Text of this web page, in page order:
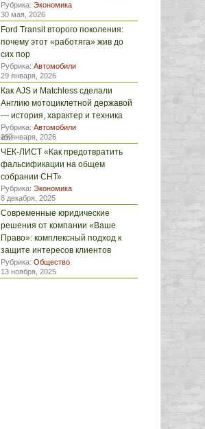
Рубрика: Экономика
30 мая, 2026
Ford Transit второго поколения:
почему этот «работяга» жив до
сих пор
Рубрика: Автомобили
29 января, 2026
Как AJS и Matchless сделали
Англию мотоциклетной державой
— история, характер и техника
Рубрика: Автомобили
29 января, 2026
ЧЕК-ЛИСТ «Как предотвратить
фальсификации на общем
собрании СНТ»
Рубрика: Экономика
8 декабря, 2025
Современные юридические
решения от компании «Ваше
Право»: комплексный подход к
защите интересов клиентов
Рубрика: Общество
13 ноября, 2025